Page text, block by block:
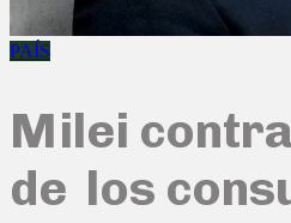
PAÍS
Milei
de los